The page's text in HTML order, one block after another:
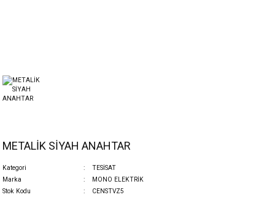
METALİK SİYAH ANAHTAR
Kategori
TESİSAT
Marka
MONO ELEKTRİK
Stok Kodu
CENSTVZ5